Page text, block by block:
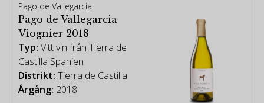
Pago de Vallegarcia
Pago de Vallegarcia
Viognier 2018
Typ: Vitt vin från Tierra de
Castilla Spanien
Distrikt: Tierra de Castilla
Årgång: 2018